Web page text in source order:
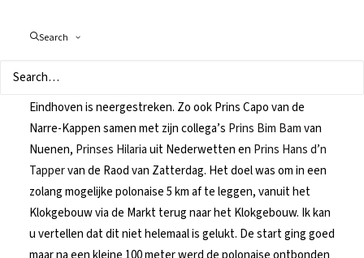
Search
vertrokken vanuit het Klokgebouw op Strijp ruim 4000
inzamelen voor het Glazen Huis dat dit jaar op de Markt in
Eindhoven is neergestreken. Zo ook Prins Capo van de
Narre-Kappen samen met zijn collega’s Prins Bim Bamvan
Nuenen, Prinses Hilariauit Nederwetten en Prins Hans d’n
Tappervan de Raod van Zatterdag. Het doel was om in een
zolang mogelijke polonaise 5 km af te leggen, vanuit het
Klokgebouw via de Markt terug naar het Klokgebouw. Ik kan
u vertellen dat dit niet helemaal is gelukt. De start ging goed